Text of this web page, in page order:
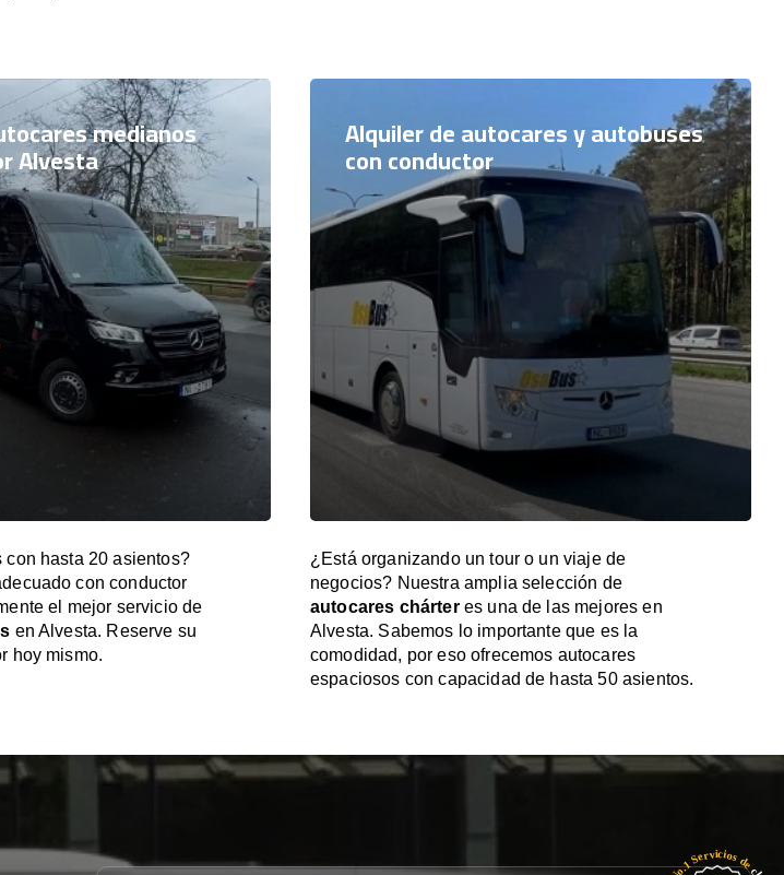
medianos
Alvesta
hasta 20 asientos?
con conductor
el mejor servicio de
en Alvesta. Reserve su
hoy mismo.
Alquiler de autocares y autobuses
con conductor
¿Está organizando un tour o un viaje de
negocios? Nuestra amplia selección de
autocares chárteres una de las mejores en
Alvesta. Sabemos lo importante que es la
comodidad, por eso ofrecemos autocares
espaciosos con capacidad de hasta 50 asientos.